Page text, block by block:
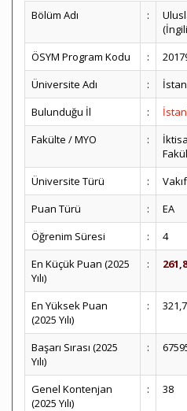
Bölüm Adı :
ÖSYM Program Kodu
:
Üniversite Adı
:
Bulunduğu İl
:
Fakülte / MYO
:
Üniversite Türü
:
Puan Türü
:
EA
Öğrenim Süresi
:
4
En Küçük Puan (2025
Yılı)
:
En Yüksek Puan
(2025 Yılı)
:
Başarı Sırası (2025
Yılı)
:
Genel Kontenjan
(2025 Yılı)
: 38